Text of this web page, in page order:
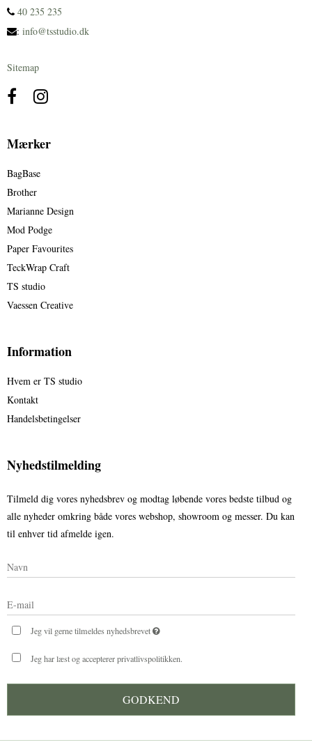
40 235 235
: info@tsstudio.dk
Sitemap
Mærker
BagBase
Brother
Marianne Design
Mod Podge
Paper Favourites
TeckWrap Craft
TS studio
Vaessen Creative
Information
Hvem er TS studio
Kontakt
Handelsbetingelser
Nyhedstilmelding
Tilmeld dig vores nyhedsbrev og modtag løbende vores bedste tilbud og
alle nyheder omkring både vores webshop, showroom og messer. Du kan
til enhver tid afmelde igen.
Jeg vil gerne tilmeldes nyhedsbrevet
Jeg har læst og accepterer privatlivspolitikken.
GODKEND